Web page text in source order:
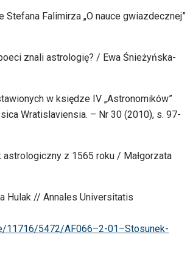
Falimirza „O nauce gwiazdecznej”
znali astrologię? / Ewa Śnieżyńska-
w księdze IV „Astronomików”
Wratislaviensia. – Nr 30 (2010), s. 97-
z 1565 roku / Małgorzata
Hulak // Annales Universitatis
11716/5472/AF066–2-01–Stosunek-